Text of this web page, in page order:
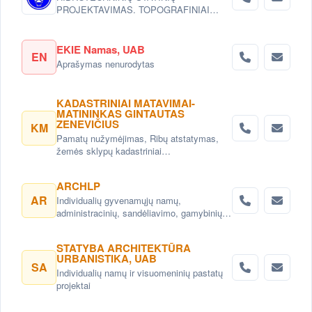
PROJEKTAVIMAS. TOPOGRAFINIAI
EN EKIE Namas, UAB
Aprašymas nenurodytas
KM
KADASTRINIAI MATAVIMAI-
MATININKAS GINTAUTAS
ZENEVIČIUS
Pamatų nužymėjimas, Ribų atstatymas,
žemės sklypų kadastriniai
Vilniuje.
AR
ARCHLP
Individualių gyvenamųjų namų,
administracinių, sandėliavimo, gamybinių
projektavimas Vilnius. Namų projektavimo
paslaugos Vilnius.
SA
STATYBA ARCHITEKTŪRA
URBANISTIKA, UAB
Individualių namų ir visuomeninių pastatų
projektai